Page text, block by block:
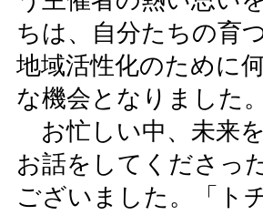
ちは、自分たちの育
地域活性化のために
な機会となりました
お忙しい中、未来
お話をしてくださっ
ございました。「ト